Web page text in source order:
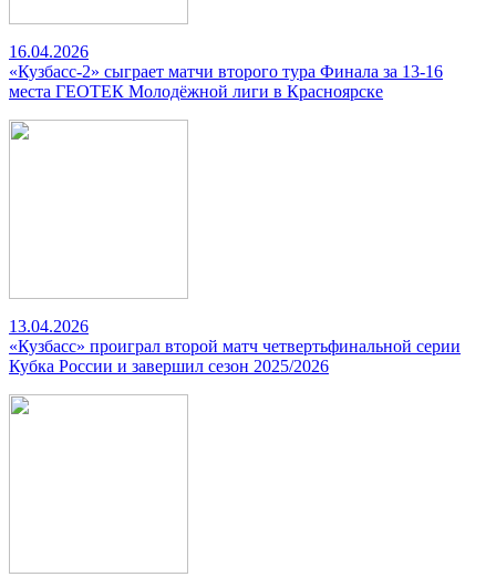
16.04.2026
«Кузбасс-2» сыграет матчи второго тура Финала за 13-16
места ГЕОТЕК Молодёжной лиги в Красноярске
13.04.2026
«Кузбасс» проиграл второй матч четвертьфинальной серии
Кубка России и завершил сезон 2025/2026